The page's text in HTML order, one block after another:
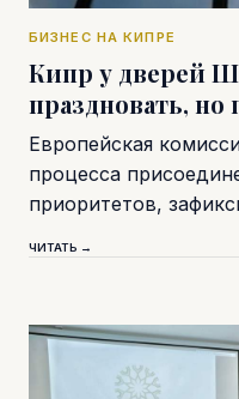
БИЗНЕС НА КИПРЕ
Кипр у дверей
праздновать, но
Европейская
процесса
приоритетов,
ЧИТАТЬ →